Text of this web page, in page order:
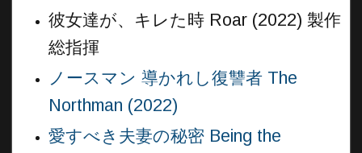
彼女達が、キレた時 Roar (2022) 製作
総指揮
ノースマン 導かれし復讐者 The
Northman (2022)
愛すべき夫妻の秘密 Being the